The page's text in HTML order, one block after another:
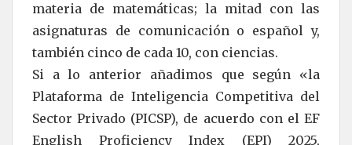
materia de matemáticas; la mitad con las
asignaturas de comunicación o español y,
también cinco de cada 10, con ciencias.
Si a lo anterior añadimos que según «la
Plataforma de Inteligencia Competitiva del
Sector Privado (PICSP), de acuerdo con el EF
English Proficiency Index (EPI) 2025,